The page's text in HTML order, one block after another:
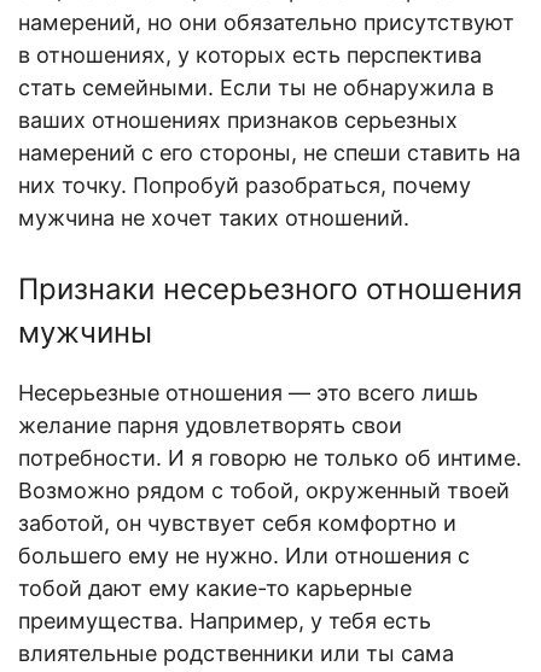
намерений, но они обязательно присутствуют
в отношениях, у которых есть перспектива
стать семейными. Если ты не обнаружила в
ваших отношениях признаков серьезных
намерений с его стороны, не спеши ставить на
них точку. Попробуй разобраться, почему
мужчина не хочет таких отношений.
Признаки несерьезного отношения
мужчины
Несерьезные отношения — это всего лишь
желание парня удовлетворять свои
потребности. И я говорю не только об интиме.
Возможно рядом с тобой, окруженный твоей
заботой, он чувствует себя комфортно и
большего ему не нужно. Или отношения с
тобой дают ему какие-то карьерные
преимущества. Например, у тебя есть
влиятельные родственники или ты сама